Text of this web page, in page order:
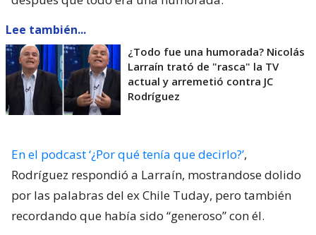
Lee también...
¿Todo fue una humorada? Nicolás
Larraín trató de "rasca" la TV
actual y arremetió contra JC
Rodríguez
En el podcast ‘¿Por qué tenía que decirlo?’,
Rodríguez respondió a Larraín, mostrandose dolido
por las palabras del ex Chile Tuday, pero también
recordando que había sido “generoso” con él.